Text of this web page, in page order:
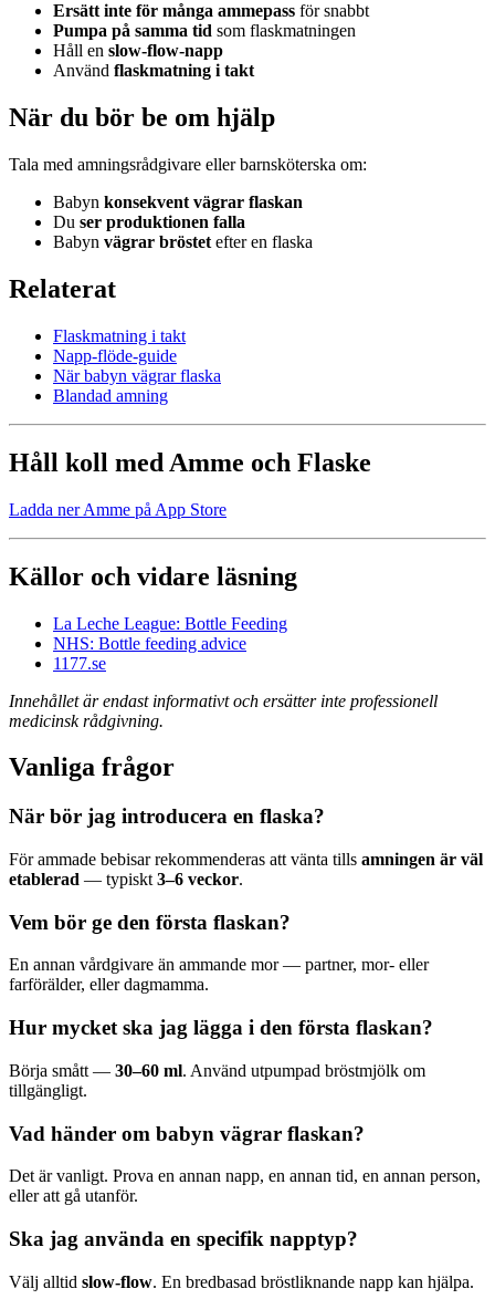
Ersätt inte för många ammepass för snabbt
Pumpa på samma tid som flaskmatningen
Håll en slow-flow-napp
Använd flaskmatning i takt
När du bör be om hjälp
Tala med amningsrådgivare eller barnsköterska om:
Babyn konsekvent vägrar flaskan
Du ser produktionen falla
Babyn vägrar bröstet efter en flaska
Relaterat
Flaskmatning i takt
Napp-flöde-guide
När babyn vägrar flaska
Blandad amning
Håll koll med Amme och Flaske
Ladda ner Amme på App Store
Källor och vidare läsning
La Leche League: Bottle Feeding
NHS: Bottle feeding advice
1177.se
Innehållet är endast informativt och ersätter inte professionell
medicinsk rådgivning.
Vanliga frågor
När bör jag introducera en flaska?
För ammade bebisar rekommenderas att vänta tills amningen är väl
etablerad — typiskt 3–6 veckor.
Vem bör ge den första flaskan?
En annan vårdgivare än ammande mor — partner, mor- eller
farförälder, eller dagmamma.
Hur mycket ska jag lägga i den första flaskan?
Börja smått — 30–60 ml. Använd utpumpad bröstmjölk om
tillgängligt.
Vad händer om babyn vägrar flaskan?
Det är vanligt. Prova en annan napp, en annan tid, en annan person,
eller att gå utanför.
Ska jag använda en specifik napptyp?
Välj alltid slow-flow. En bredbasad bröstliknande napp kan hjälpa.